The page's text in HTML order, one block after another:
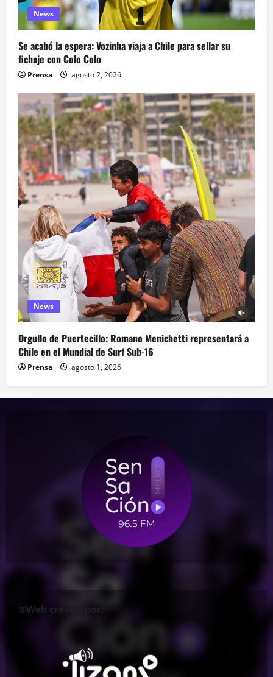
News
Se acabó la espera: Vozinha viaja a Chile para sellar su
fichaje con Colo Colo
Prensa agosto 2, 2026
News
Orgullo de Puertecillo: Romano Menichetti representará a
Chile en el Mundial de Surf Sub-16
Prensa agosto 1, 2026
®Web creada por: